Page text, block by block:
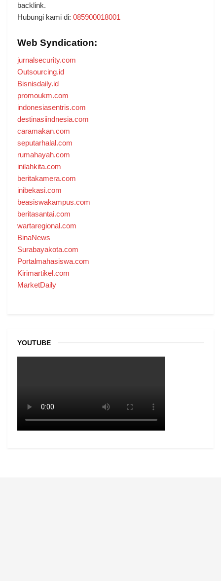
backlink.
Hubungi kami di: 085900018001
Web Syndication:
jurnalsecurity.com
Outsourcing.id
Bisnisdaily.id
promoukm.com
indonesiasentris.com
destinasiindnesia.com
caramakan.com
seputarhalal.com
rumahayah.com
inilahkita.com
beritakamera.com
inibekasi.com
beasiswakampus.com
beritasantai.com
wartaregional.com
BinaNews
Surabayakota.com
Portalmahasiswa.com
Kirimartikel.com
MarketDaily
YOUTUBE